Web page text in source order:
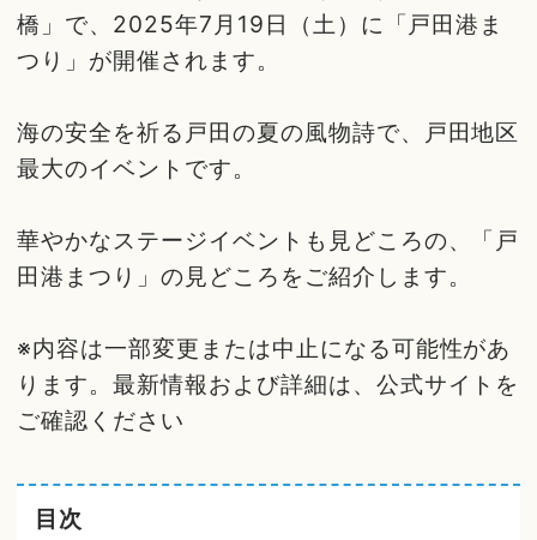
橋」で、2025年7月19日（土）に「戸田港ま
つり」が開催されます。
海の安全を祈る戸田の夏の風物詩で、戸田地区
最大のイベントです。
華やかなステージイベントも見どころの、「戸
田港まつり」の見どころをご紹介します。
※内容は一部変更または中止になる可能性があ
ります。最新情報および詳細は、公式サイトを
ご確認ください
目次